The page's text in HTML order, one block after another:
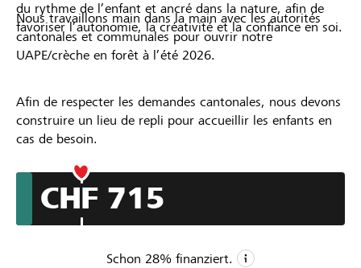
du rythme de l’enfant et ancré dans la nature, afin de
favoriser l’autonomie, la créativité et la confiance en soi.
Nous travaillons main dans la main avec les autorités
cantonales et communales pour ouvrir notre
UAPE/crèche en forêt à l’été 2026.
Afin de respecter les demandes cantonales, nous devons
construire un lieu de repli pour accueillir les enfants en
cas de besoin.
CHF 715
Schon 28% finanziert.